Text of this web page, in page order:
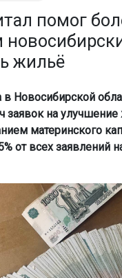
помог
жильё
в Новосибирской
заявок на
материнского
от всех заявлений